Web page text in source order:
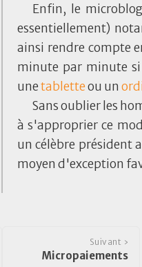
Enfin, le
essentiellement)
ainsi rendre compte
minute par minute si
unetabletteou un
Sans oublier les
à s'approprier ce
un célèbre président
moyen d'exception
Suivant ›
Micropaiements